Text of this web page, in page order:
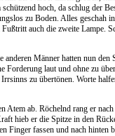
hoch, da schlug der
zu Boden. Alles geschah
auch die zweite Lampe.
Männer hatten nun den
Forderung laut und ohne zu
zu übertönen. Worte
ab. Röchelnd rang er
hieb er die Spitze in den
fassen und nach hinten